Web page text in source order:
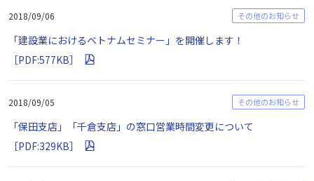
2018/09/06 その他のお知らせ
「建設業におけるベトナムセミナー」を開催します！
［PDF:577KB］
2018/09/05 その他のお知らせ
「保田支店」「千倉支店」の窓口営業時間変更について
［PDF:329KB］